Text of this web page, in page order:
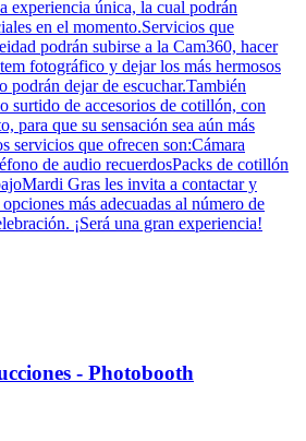
experiencia única, la cual podrán
en el momento.Servicios que
podrán subirse a la Cam360, hacer
fotográfico y dejar los más hermosos
podrán dejar de escuchar.También
surtido de accesorios de cotillón, con
para que su sensación sea aún más
servicios que ofrecen son:Cámara
de audio recuerdosPacks de cotillón
Gras les invita a contactar y
más adecuadas al número de
¡Será una gran experiencia!
- Photobooth